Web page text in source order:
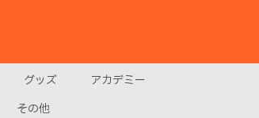
グッズ
アカデミー
その他